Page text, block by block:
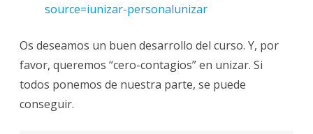
source=iunizar-personalunizar
Os deseamos un buen desarrollo del curso. Y, por
favor, queremos “cero-contagios” en unizar. Si
todos ponemos de nuestra parte, se puede
conseguir.